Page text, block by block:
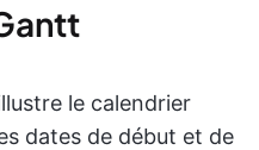
le calendrier
dates de début et de